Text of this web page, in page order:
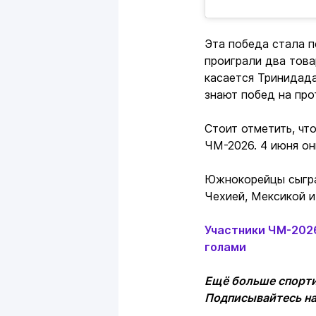
Эта победа стала
проиграли два
касается
знают побед на
Стоит отметить,
ЧМ-2026. 4 июня
Южнокорейцы
Чехией, Мексикой
Участники ЧМ-
голами
Ещё больше
Подписывайтесь